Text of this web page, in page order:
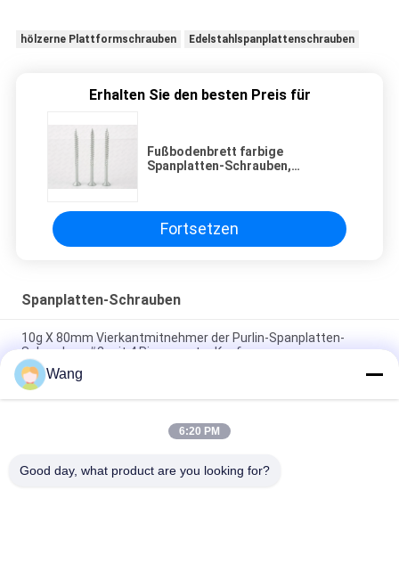
hölzerne Plattformschrauben Edelstahlspanplattenschrauben
Erhalten Sie den besten Preis für
Fußbodenbrett farbige
Spanplatten-Schrauben,
Fortsetzen
Spanplatten-Schrauben
10g X 80mm Vierkantmitnehmer der Purlin-Spanplatten-
Schrauben-#2 mit 4 Rippen unter Kopf
Stern-Antrieb angesenkter Kopf mit die 6 Spitzen-Ordnungs-
Plattform schraubt grüne Ruspert-Beschichtung
Doppeltes angesenkter Kopf Pozi-Antriebs-voller Faden-multi
Wang
6:20 PM
Good day, what product are you looking for?